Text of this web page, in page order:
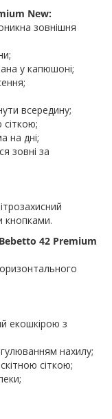
New:
зовнішня
у капюшоні;
всередину;
сіткою;
на дні;
зовні за
кнопками.
42 Premium
екошкірою з
нахилу;
сіткою;